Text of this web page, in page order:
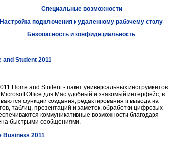
Специальные возможности
Настройка подключения к удаленному рабочему столу
Безопасность и конфидециальность
and Student 2011
Home and Student - пакет универсальных инструментов
Office для Mac удобный и знакомый интерфейс, в
функции создания, редактирования и вывода на
таблиц, презентаций и заметок, обработки цифровых
коммуникативные возможности благодаря
быстрыми сообщениями.
Business 2011